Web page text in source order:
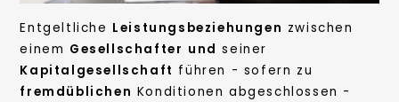
Entgeltliche Leistungsbeziehungen zwischen
einem Gesellschafter und seiner
Kapitalgesellschaft führen - sofern zu
fremdüblichen Konditionen abgeschlossen -